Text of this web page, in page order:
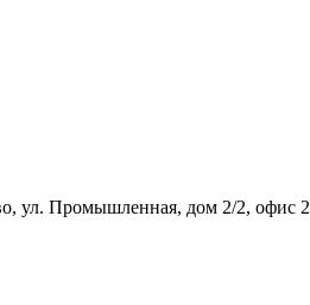
ул. Промышленная, дом 2/2, офис 2